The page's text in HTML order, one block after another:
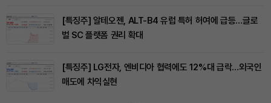
[특징주] 알테오젠, ALT-B4 유럽 특허 허여에 급등…글로
벌 SC 플랫폼 권리 확대
[특징주] LG전자, 엔비디아 협력에도 12%대 급락…외국인
매도에 차익실현